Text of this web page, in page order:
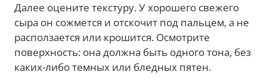
Далее оцените текстуру. У хорошего свежего
сыра он сожмется и отскочит под пальцем, а не
расползается или крошится. Осмотрите
поверхность: она должна быть одного тона, без
каких-либо темных или бледных пятен.